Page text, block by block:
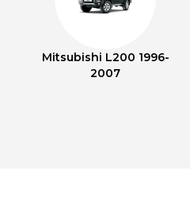
Mitsubishi L200 1996-
2007